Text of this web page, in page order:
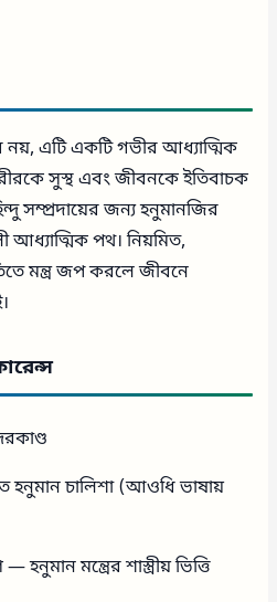
নয়, এটি একটি গভীর আধ্যাত্মিক
সুস্থ এবং জীবনকে ইতিবাচক
সম্প্রদায়ের জন্য হনুমানজির
আধ্যাত্মিক পথ। নিয়মিত,
মন্ত্র জপ করলে জীবনে
হনুমান চালিশা (আওধি ভাষায়
মন্ত্রের শাস্ত্রীয় ভিত্তি